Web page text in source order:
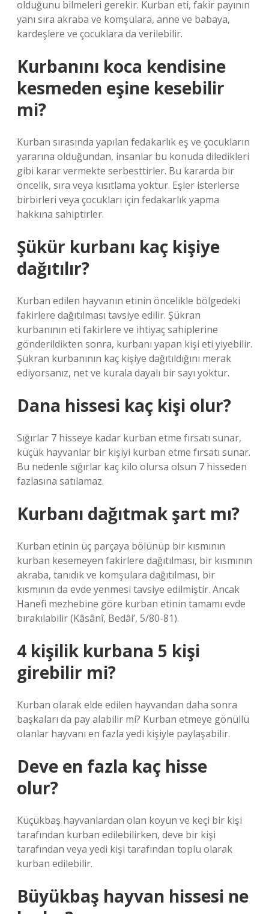
olduğunu bilmeleri gerekir. Kurban eti, fakir payının
yanı sıra akraba ve komşulara, anne ve babaya,
kardeşlere ve çocuklara da verilebilir.
Kurbanını koca kendisine
kesmeden eşine kesebilir
mi?
Kurban sırasında yapılan fedakarlık eş ve çocukların
yararına olduğundan, insanlar bu konuda diledikleri
gibi karar vermekte serbesttirler. Bu kararda bir
öncelik, sıra veya kısıtlama yoktur. Eşler isterlerse
birbirleri veya çocukları için fedakarlık yapma
hakkına sahiptirler.
Şükür kurbanı kaç kişiye
dağıtılır?
Kurban edilen hayvanın etinin öncelikle bölgedeki
fakirlere dağıtılması tavsiye edilir. Şükran
kurbanının eti fakirlere ve ihtiyaç sahiplerine
gönderildikten sonra, kurbanı yapan kişi eti yiyebilir.
Şükran kurbanının kaç kişiye dağıtıldığını merak
ediyorsanız, net ve kurala dayalı bir sayı yoktur.
Dana hissesi kaç kişi olur?
Sığırlar 7 hisseye kadar kurban etme fırsatı sunar,
küçük hayvanlar bir kişiyi kurban etme fırsatı sunar.
Bu nedenle sığırlar kaç kilo olursa olsun 7 hisseden
fazlasına satılamaz.
Kurbanı dağıtmak şart mı?
Kurban etinin üç parçaya bölünüp bir kısmının
kurban kesemeyen fakirlere dağıtılması, bir kısmının
akraba, tanıdık ve komşulara dağıtılması, bir
kısmının da evde yenmesi tavsiye edilmiştir. Ancak
Hanefi mezhebine göre kurban etinin tamamı evde
bırakılabilir (Kâsânî, Bedâi’, 5/80-81).
4 kişilik kurbana 5 kişi
girebilir mi?
Kurban olarak elde edilen hayvandan daha sonra
başkaları da pay alabilir mi? Kurban etmeye gönüllü
olanlar hayvanı en fazla yedi kişiyle paylaşabilir.
Deve en fazla kaç hisse
olur?
Küçükbaş hayvanlardan olan koyun ve keçi bir kişi
tarafından kurban edilebilirken, deve bir kişi
tarafından veya yedi kişi tarafından toplu olarak
kurban edilebilir.
Büyükbaş hayvan hissesi ne